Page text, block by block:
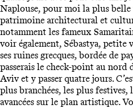
Naplouse, pour moi la plus
patrimoine architectural et
notamment les fameux
voir également, Sébastya, petite
ses ruines grecques, bordée de
passerais le check-point au
Aviv et y passer quatre jours.
plus branchées, les plus festives,
avancées sur le plan artistique.